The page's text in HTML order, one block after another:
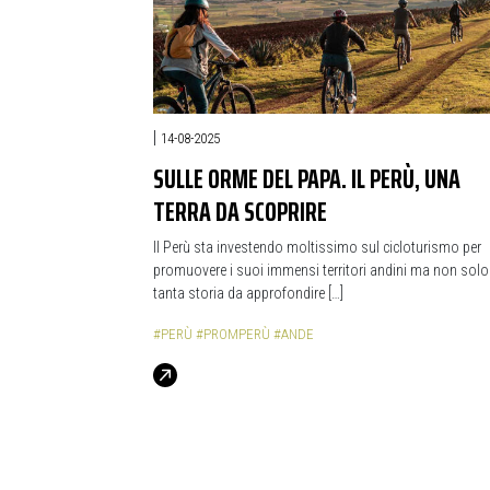
| 14-08-2025
SULLE ORME DEL PAPA. IL PERÙ, UNA
TERRA DA SCOPRIRE
Il Perù sta investendo moltissimo sul cicloturismo per
promuovere i suoi immensi territori andini ma non solo.
tanta storia da approfondire […]
#PERÙ #PROMPERÙ #ANDE